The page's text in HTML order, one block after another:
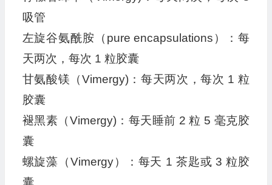
吸管
左旋谷氨酰胺（pure encapsulations）：每
天两次，每次 1 粒胶囊
甘氨酸镁（Vimergy)：每天两次，每次 1 粒
胶囊
褪黑素（Vimergy)：每天睡前 2 粒 5 毫克胶
囊
螺旋藻（Vimergy）：每天 1 茶匙或 3 粒胶
囊